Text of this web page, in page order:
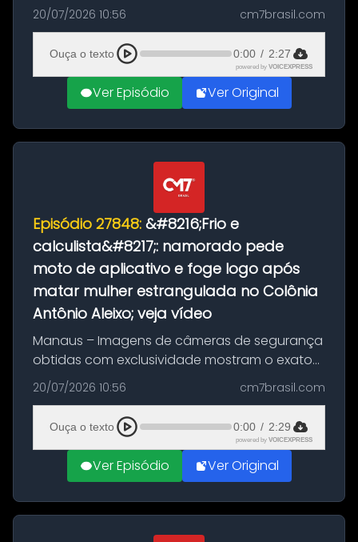
momento da fuga do principal suspeito da
morte de Larissa Araújo, de 28 anos. O crime
ocorreu na noite deste último d...
20/07/2026 10:56 cm7brasil.com
Ouça o texto 0:00 / 2:27
powered by VOICEXPRESS
Ver Episódio Ver Original
Episódio 27848: &#8216;Frio e
calculista&#8217;: namorado pede
moto de aplicativo e foge logo após
matar mulher estrangulada no Colônia
Antônio Aleixo; veja vídeo
Manaus – Imagens de câmeras de segurança
obtidas com exclusividade mostram o exato
momento da fuga do principal suspeito da
morte de Larissa Araújo, de 28 anos. O crime
ocorreu na noite deste último d...
20/07/2026 10:56 cm7brasil.com
Ouça o texto 0:00 / 2:29
powered by VOICEXPRESS
Ver Episódio Ver Original